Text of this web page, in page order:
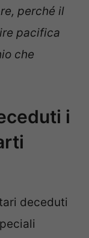
perché il
pacifica
che
i
deceduti